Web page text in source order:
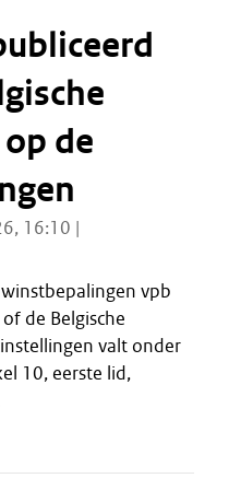
de
16:10 |
vpb
de Belgische
valt onder
10, eerste lid,